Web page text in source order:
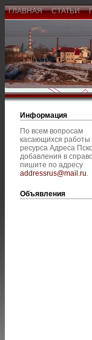
ГЛАВНАЯ СТАТЬИ
Информация
По всем вопросам
касающихся работы
ресурса Адреса
добавления в
пишите по адресу
addressrus@mail.ru.
Объявления